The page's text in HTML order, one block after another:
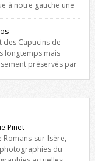
à notre gauche une
sont ornées de
on peut voir une
Capucins de
longtemps mais
préservés par
des Capucins !
Pinet
sur-Isère,
du